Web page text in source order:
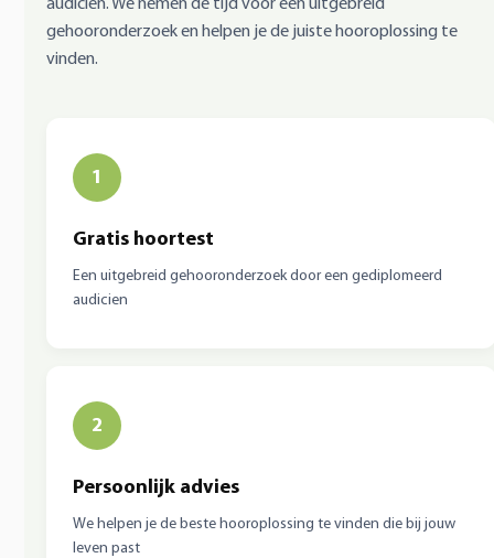
audicien. We nemen de tijd voor een uitgebreid
gehooronderzoek en helpen je de juiste hooroplossing te
vinden.
1
Gratis hoortest
Een uitgebreid gehooronderzoek door een gediplomeerd
audicien
2
Persoonlijk advies
We helpen je de beste hooroplossing te vinden die bij jouw
leven past